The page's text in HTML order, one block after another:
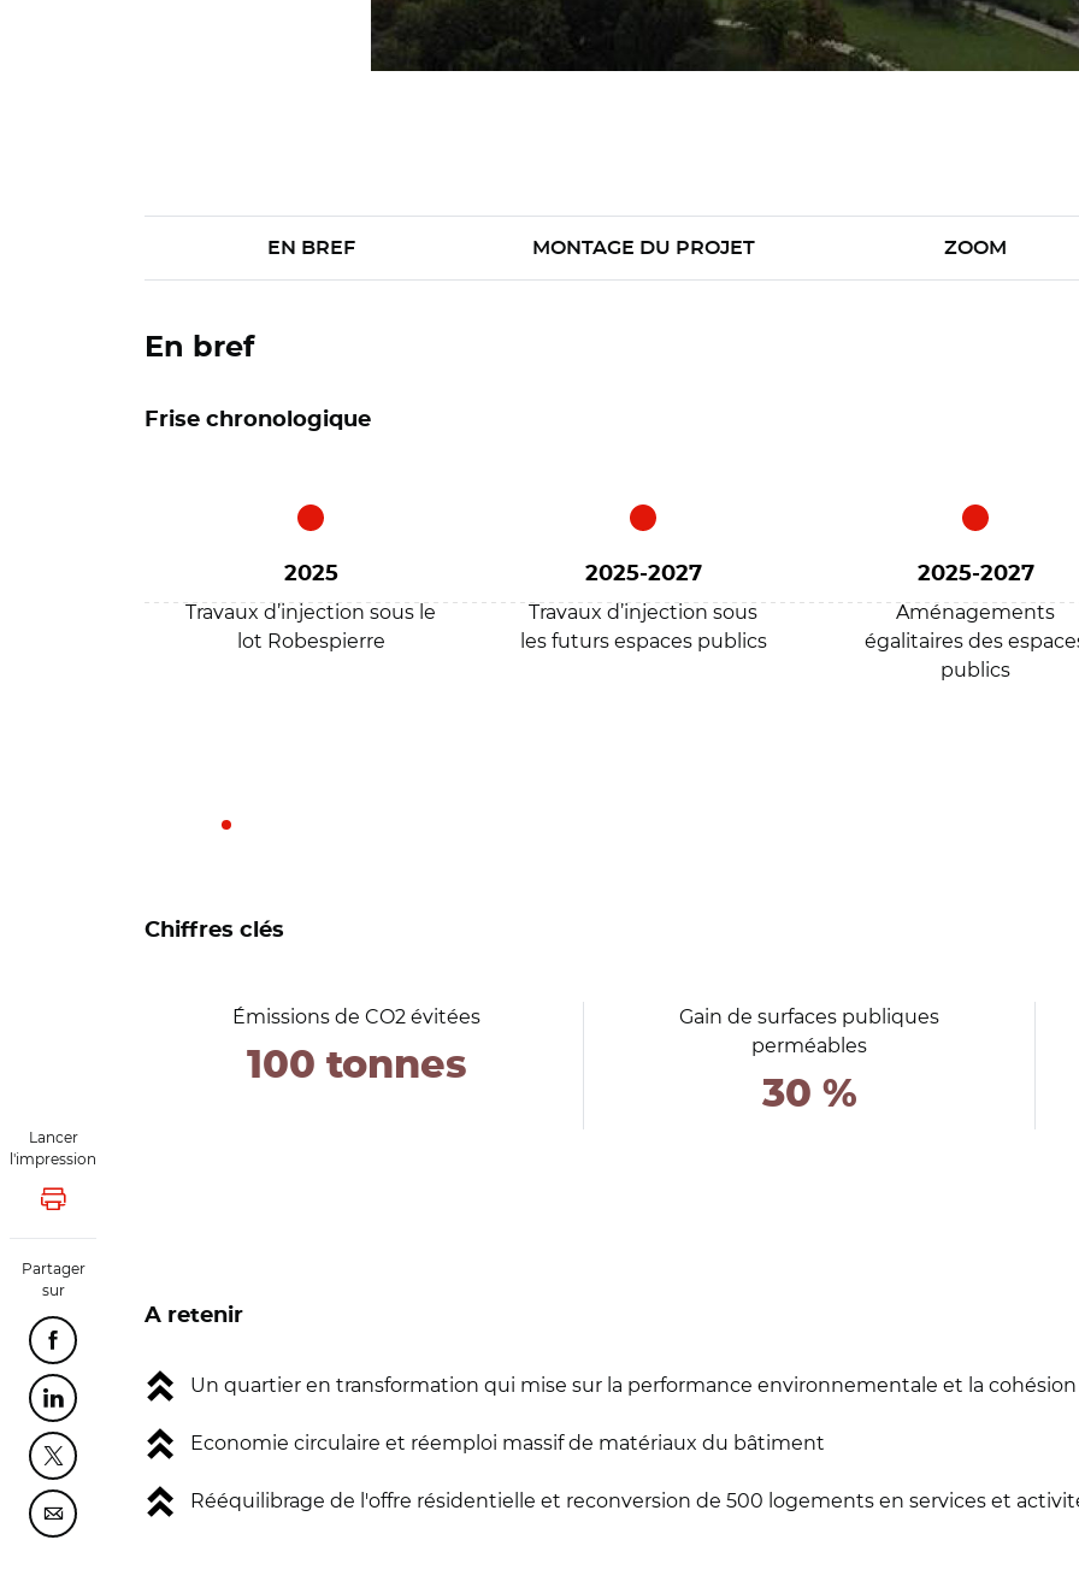
Lancer
l'impression
Lancer l'impression
Partager
sur
Partager cette page sur Facebook
Partager cette page sur Linkedin
Partager cette page sur Twitter
Partager cette page sur Courriel
EN BREF MONTAGE DU PROJET ZOOM
En bref
Frise chronologique
2025
Travaux d’injection sous le
lot Robespierre
2025-2027
Travaux d’injection sous
les futurs espaces publics
2025-2027
Aménagements
égalitaires des
publics
Chiffres clés
Émissions de CO2 évitées
100 tonnes
Gain de surfaces publiques
perméables
30 %
A retenir
Un quartier en transformation qui mise sur la performance environnementale et la cohésion
Economie circulaire et réemploi massif de matériaux du bâtiment
Rééquilibrage de l'offre résidentielle et reconversion de 500 logements en services et